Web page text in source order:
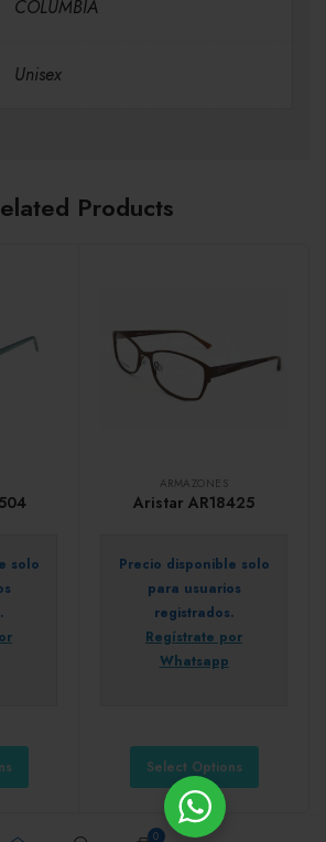
COLUMBIA
Unisex
Products
solo
ARMAZONES
Aristar AR18425
Precio disponible solo
para usuarios
registrados.
Regístrate por
Whatsapp
Select Options
0